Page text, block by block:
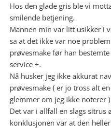
Hos den glade gris ble vi
smilende betjening.
Mannen min var litt usikker i
sa at det ikke var noe
prøvesmake før han
service +.
Nå husker jeg ikke akkurat
prøvesmake ( er jo tross alt
glemmer om jeg ikke noterer )
Det var i allfall en slags sitrus
konklusjonen var at den